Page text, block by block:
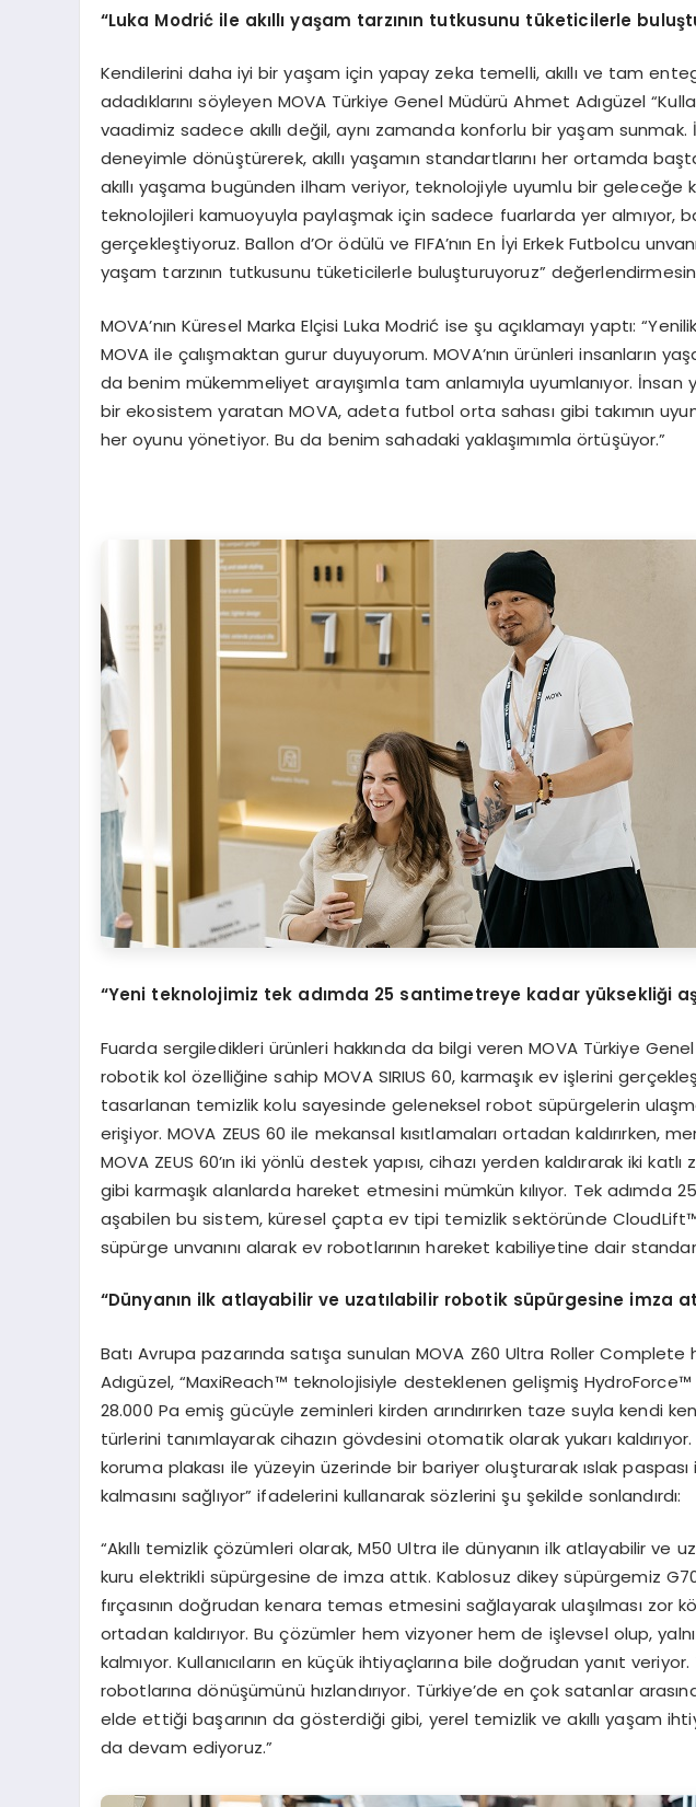
“Luka Modrić ile akıllıyaşam tarzının tutkusunu tüketicilerle buluş
Kendilerini daha iyi bir yaşam için yapay zeka temelli, akıllı ve tam
adadıklarını söyleyen MOVA Türkiye Genel Müdürü Ahmet Adıgüzel
vaadimiz sadece akıllı değil, aynı zamanda konforlu bir yaşam sunmak.
deneyimle dönüştürerek, akıllı yaşamın standartlarını her ortamda
akıllı yaşama bugünden ilham veriyor, teknolojiyle uyumlu bir geleceğe
teknolojileri kamuoyuyla paylaşmak için sadece fuarlarda yer almıyor,
gerçekleştiyoruz. Ballon d’Or ödülü ve FIFA’nın En İyi Erkek Futbolcu
yaşam tarzının tutkusunu tüketicilerle buluşturuyoruz”
MOVA’nın Küresel Marka Elçisi Luka Modrić ise şu açıklamayı yaptı:
MOVA ile çalışmaktan gurur duyuyorum. MOVA’nın ürünleri insanların
da benim mükemmeliyet arayışımla tam anlamıyla uyumlanıyor. İnsan
bir ekosistem yaratan MOVA, adeta futbol orta sahası gibi takımın
her oyunu yönetiyor. Bu da benim sahadaki yaklaşımımla örtüşüyor.”
“Yeni teknolojimiz tek adımda 25 santimetreye kadar yüksekliği a
Fuarda sergiledikleri ürünleri hakkında da bilgi veren MOVA Türkiye
robotik kol özelliğine sahip MOVA SIRIUS 60, karmaşık ev işlerini
tasarlanan temizlik kolu sayesinde geleneksel robot süpürgelerin
erişiyor. MOVA ZEUS 60 ile mekansal kısıtlamaları ortadan kaldırırken,
MOVA ZEUS 60’ın iki yönlü destek yapısı, cihazı yerden kaldırarak iki
gibi karmaşık alanlarda hareket etmesini mümkün kılıyor. Tek adımda
aşabilen bu sistem, küresel çapta ev tipi temizlik sektöründe
süpürge unvanını alarak ev robotlarının hareket kabiliyetine dair
“Dünyanın ilk atlayabilir ve uzatılabilir robotik süpürgesine imza
Batı Avrupa pazarında satışa sunulan MOVA Z60 Ultra Roller
Adıgüzel, “MaxiReach™ teknolojisiyle desteklenen gelişmiş
28.000 Pa emiş gücüyle zeminleri kirden arındırırken taze suyla kendi
türlerini tanımlayarak cihazın gövdesini otomatik olarak yukarı
koruma plakası ile yüzeyin üzerinde bir bariyer oluşturarak ıslak paspası
kalmasını sağlıyor” ifadelerini kullanarak sözlerini şu şekilde sonlandırdı:
“Akıllı temizlik çözümleri olarak, M50 Ultra ile dünyanın ilk atlayabilir ve
kuru elektrikli süpürgesine de imza attık. Kablosuz dikey süpürgemiz
fırçasının doğrudan kenara temas etmesini sağlayarak ulaşılması zor
ortadan kaldırıyor. Bu çözümler hem vizyoner hem de işlevsel olup,
kalmıyor. Kullanıcıların en küçük ihtiyaçlarına bile doğrudan yanıt veriyor.
robotlarına dönüşümünü hızlandırıyor. Türkiye’de en çok satanlar
elde ettiği başarının da gösterdiği gibi, yerel temizlik ve akıllı yaşam
da devam ediyoruz.”